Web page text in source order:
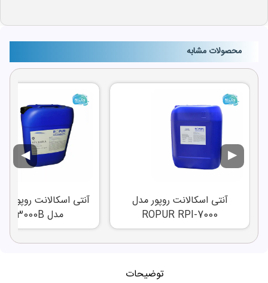
محصولات مشابه
آنتی اسکالانت روپور مدل
ROPUR RPI-7000
مدل RPI-3000B
▶
◀
توضیحات